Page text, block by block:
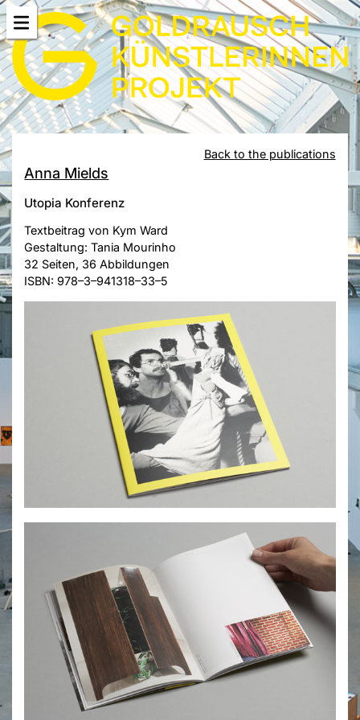
Back to the publications
Anna Mields
Utopia Konferenz
Textbeitrag von Kym Ward
Gestaltung: Tania Mourinho
32 Seiten, 36 Abbildungen
ISBN: 978–3–941318–33–5